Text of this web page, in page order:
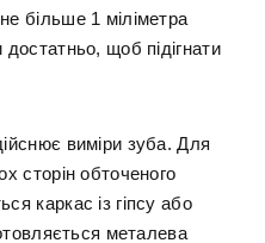
більше 1 міліметра
щоб підігнати
виміри зуба. Для
сторін обточеного
каркас із гіпсу або
металева